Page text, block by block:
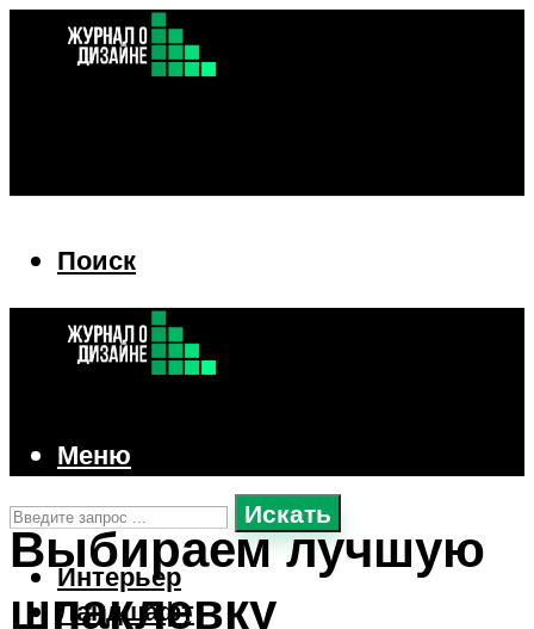
Поиск
Искать
Интерьер
Ландшафт
Меню
Выбираем лучшую
шпаклевку